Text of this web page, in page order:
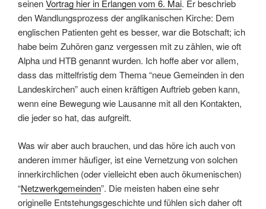
seinenVortrag hier in Erlangen vom 6. Mai. Er beschrieb
den Wandlungsprozess der anglikanischen Kirche: Dem
englischen Patienten geht es besser, war die Botschaft; ich
habe beim Zuhören ganz vergessen mit zu zählen, wie oft
Alpha und HTB genannt wurden. Ich hoffe aber vor allem,
dass das mittelfristig dem Thema “neue Gemeinden in den
Landeskirchen” auch einen kräftigen Auftrieb geben kann,
wenn eine Bewegung wie Lausanne mit all den Kontakten,
die jeder so hat, das aufgreift.
Was wir aber auch brauchen, und das höre ich auch von
anderen immer häufiger, ist eine Vernetzung von solchen
innerkirchlichen (oder vielleicht eben auch ökumenischen)
“Netzwerkgemeinden”. Die meisten haben eine sehr
originelle Entstehungsgeschichte und fühlen sich daher oft